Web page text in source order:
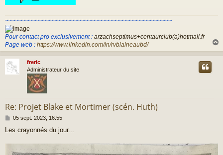
~~~~~~~~~~~~~~~~~~~~~~~~~~~~~~~~~~~~~~~~~~~~~~~~
Pour contact pro exclusivement : arzachseptimus+centaurclub(a)hotmail.fr
Page web : https://www.linkedin.com/in/rvblaineaubd/
a
freric
Administrateur du site
Re: Projet Blake et Mortimer (scén. Huth)
M
s
05 sept. 2023, 16:55
Les crayonnés du jour...